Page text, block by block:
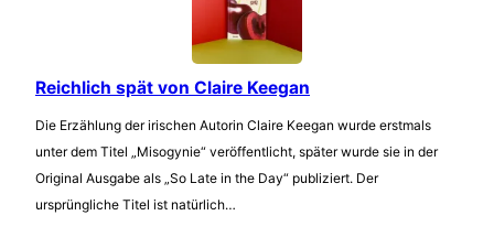
Reichlich spät von Claire Keegan
Die Erzählung der irischen Autorin Claire Keegan wurde erstmals
unter dem Titel „Misogynie“ veröffentlicht, später wurde sie in der
Original Ausgabe als „So Late in the Day“ publiziert. Der
ursprüngliche Titel ist natürlich…